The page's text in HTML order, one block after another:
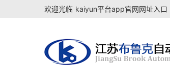
欢迎光临 kaiyun平台app官网网址入口